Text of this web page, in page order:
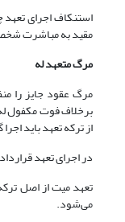
استنکاف اجرای
مقید به مباشرت
مرگ متعهد له
مرگ عقود جایز را
برخلاف فوت مکفول
از ترکه تعهد باید
در اجرای تعهد
تعهد میت از اصل
می‌شود.